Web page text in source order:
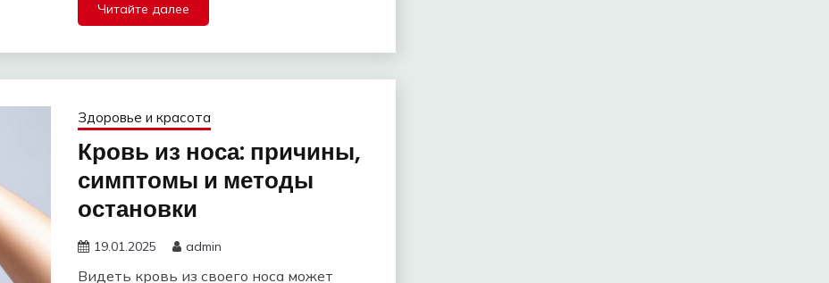
Читайте далее
Здоровье и красота
Кровь из носа: причины,
симптомы и методы
остановки
19.01.2025 admin
Видеть кровь из своего носа может